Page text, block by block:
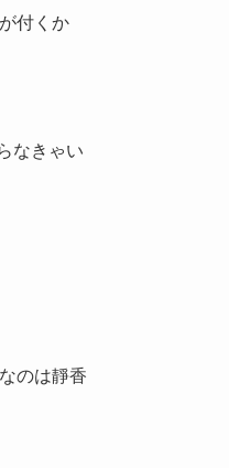
付くか
なきゃい
のは靜香